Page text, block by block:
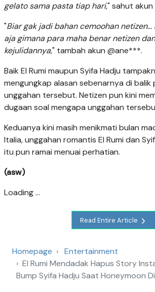
gelato sama pasta tiap hari," sahut
"Biar gak jadi bahan cemoohan
aja gimana para maha benar netizen
kejulidannya," tambah akun @ane***.
Baik El Rumi maupun Syifa Hadju
mengungkap alasan sebenarnya di balik
unggahan tersebut. Netizen pun kini
dugaan soal mengapa unggahan
Keduanya kini masih menikmati bulan
Italia, unggahan romantis El Rumi dan
itu pun ramai menuai perhatian.
(asw)
Loading ...
Read Entire Article
Homepage
Entertainment
El Rumi Mendadak Hapus Story
Bump Syifa Hadju Saat Honeymoon